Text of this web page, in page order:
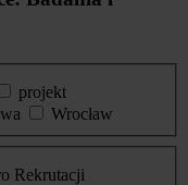
projekt
Wrocław
Rekrutacji